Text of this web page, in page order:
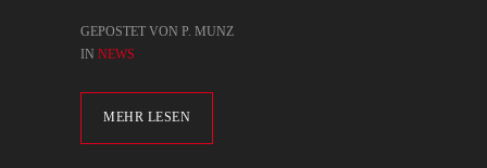
MEHR LESEN
GEPOSTET VON P. MUNZ
IN NEWS